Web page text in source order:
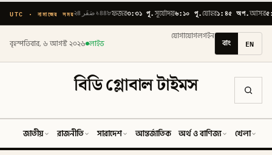
UTC · নামাজের সময় ২৪ صَفَر ১৪৪৮ফজর৩:৩১ পূ.সূর্যোদয়৬:১০ পূ.যোহর১:৪৫ অপ.আসর
বৃহস্পতিবার, ৬ আগস্ট ২০২৬ লাইভ
যোগাযোগলগইন
বাং EN
বিডি গ্লোবাল টাইমস
জাতীয় রাজনীতি সারাদেশ আন্তর্জাতিক অর্থ ও বাণিজ্য খেলা